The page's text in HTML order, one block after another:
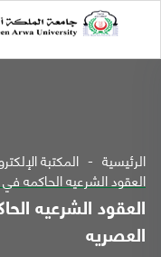
الرئيسية المكتبة
العقود الشرعيه الحاكمه
العقود الشرعيه
العصريه